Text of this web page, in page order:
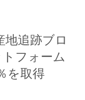
地追跡ブロ
フォーム
を取得